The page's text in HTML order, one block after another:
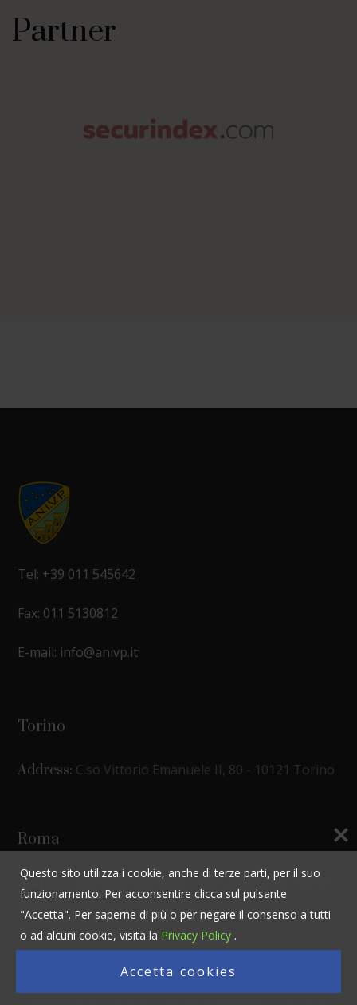
Partner
Tel: +39 011 545642
Fax: 011 5130812
E-mail: info@anivp.it
Torino
Address: C.so Vittorio Emanuele II, 80 - 10121 Torino
Roma
Address:c/o Federsicurezza - Via Lucania, 13 - 00187
Roma
Questo sito utilizza i cookie, anche di terze parti, per il suo
funzionamento. Per acconsentire clicca sul pulsante
"Accetta". Per saperne di più o per negare il consenso a tutti
o ad alcuni cookie, visita la Privacy Policy .
Accetta cookies